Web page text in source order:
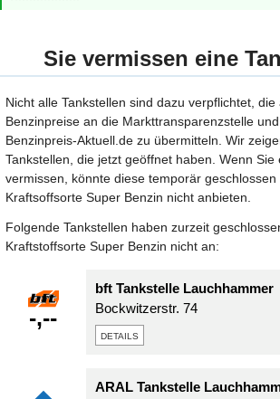
Sie vermissen eine
Nicht alle Tankstellen sind dazu verpflichtet, die
Benzinpreise an die Markttransparenzstelle
Benzinpreis-Aktuell.de zu übermitteln. Wir
Tankstellen, die jetzt geöffnet haben. Wenn Sie
vermissen, könnte diese temporär
Kraftsoffsorte Super Benzin nicht anbieten.
Folgende Tankstellen haben zurzeit
Kraftstoffsorte Super Benzin nicht an:
-,--
bft Tankstelle Lauchhammer
Bockwitzerstr. 74
details
ARAL Tankstelle